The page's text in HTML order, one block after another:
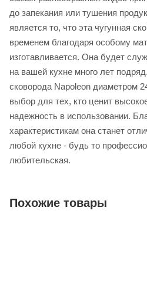
до запекания или тушения
является то, что эта чугунная
временем благодаря особому
изготавливается. Она будет
на вашей кухне много лет
сковорода Napoleon диаметром
выбор для тех, кто ценит
надежность в использовании.
характеристикам она станет
любой кухне - будь то
любительская.
Похожие товары